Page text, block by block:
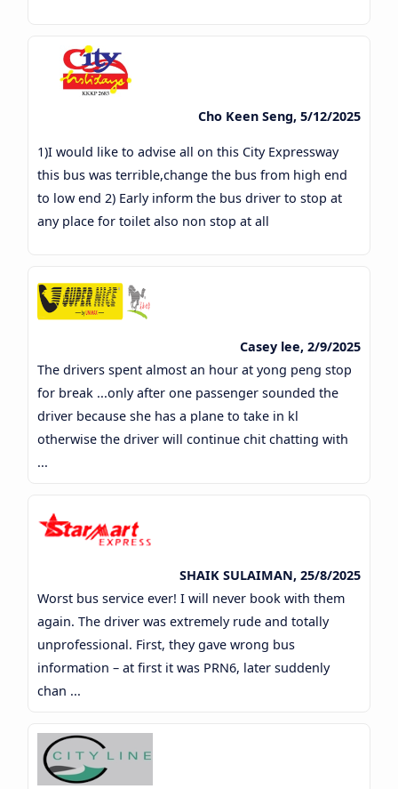
Cho Keen Seng, 5/12/2025
1)I would like to advise all on this City Expressway
this bus was terrible,change the bus from high end
to low end 2) Early inform the bus driver to stop at
any place for toilet also non stop at all
Casey lee, 2/9/2025
The drivers spent almost an hour at yong peng stop
for break ...only after one passenger sounded the
driver because she has a plane to take in kl
otherwise the driver will continue chit chatting with
...
SHAIK SULAIMAN, 25/8/2025
Worst bus service ever! I will never book with them
again. The driver was extremely rude and totally
unprofessional. First, they gave wrong bus
information – at first it was PRN6, later suddenly
chan ...